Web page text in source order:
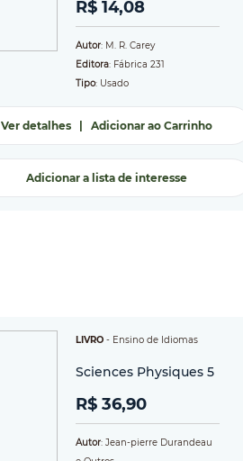
R$ 14,08
Autor: M. R. Carey
Editora: Fábrica 231
Tipo: Usado
Ver detalhes| Adicionar ao Carrinho
Adicionar a lista de interesse
LIVRO - Ensino de Idiomas
Sciences Physiques 5
R$ 36,90
Autor: Jean-pierre Durandeau